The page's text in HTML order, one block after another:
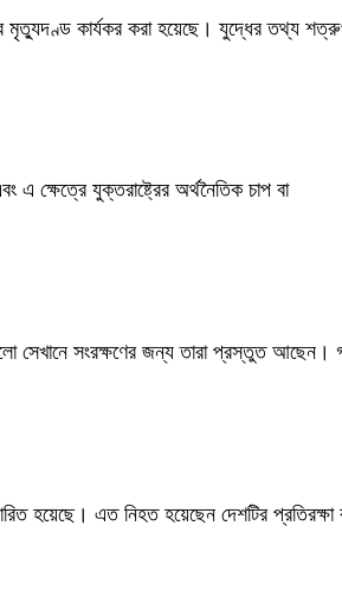
মৃত্যুদণ্ড কার্যকর করা হয়েছে। যুদ্ধের তথ্য
এ ক্ষেত্রে যুক্তরাষ্ট্রের অর্থনৈতিক চাপ বা
সেখানে সংরক্ষণের জন্য তারা প্রস্তুত
হয়েছে। এত নিহত হয়েছেন দেশটির প্রতিরক্ষা